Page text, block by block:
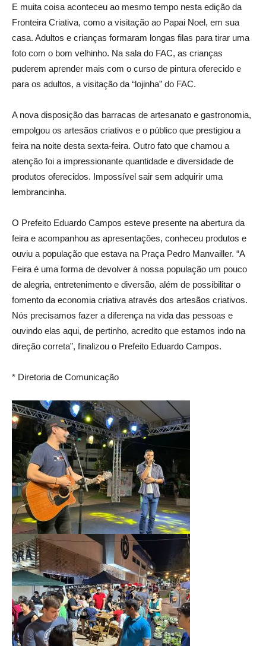
E muita coisa aconteceu ao mesmo tempo nesta edição da
Fronteira Criativa, como a visitação ao Papai Noel, em sua
casa. Adultos e crianças formaram longas filas para tirar uma
foto com o bom velhinho. Na sala do FAC, as crianças
puderem aprender mais com o curso de pintura oferecido e
para os adultos, a visitação da “lojinha” do FAC.
A nova disposição das barracas de artesanato e gastronomia,
empolgou os artesãos criativos e o público que prestigiou a
feira na noite desta sexta-feira. Outro fato que chamou a
atenção foi a impressionante quantidade e diversidade de
produtos oferecidos. Impossível sair sem adquirir uma
lembrancinha.
O Prefeito Eduardo Campos esteve presente na abertura da
feira e acompanhou as apresentações, conheceu produtos e
ouviu a população que estava na Praça Pedro Manvailler. “A
Feira é uma forma de devolver à nossa população um pouco
de alegria, entretenimento e diversão, além de possibilitar o
fomento da economia criativa através dos artesãos criativos.
Nós precisamos fazer a diferença na vida das pessoas e
ouvindo elas aqui, de pertinho, acredito que estamos indo na
direção correta”, finalizou o Prefeito Eduardo Campos.
* Diretoria de Comunicação